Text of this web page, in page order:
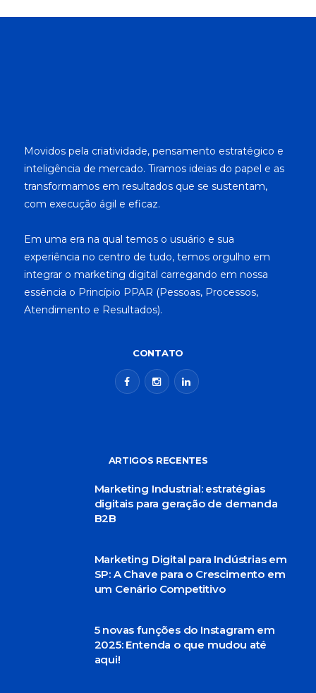
Movidos pela criatividade, pensamento estratégico e
inteligência de mercado. Tiramos ideias do papel e as
transformamos em resultados que se sustentam,
com execução ágil e eficaz.
Em uma era na qual temos o usuário e sua
experiência no centro de tudo, temos orgulho em
integrar o marketing digital carregando em nossa
essência o Princípio PPAR (Pessoas, Processos,
Atendimento e Resultados).
CONTATO
ARTIGOS RECENTES
Marketing Industrial: estratégias
digitais para geração de demanda
B2B
Marketing Digital para Indústrias em
SP: A Chave para o Crescimento em
um Cenário Competitivo
5 novas funções do Instagram em
2025: Entenda o que mudou até
aqui!